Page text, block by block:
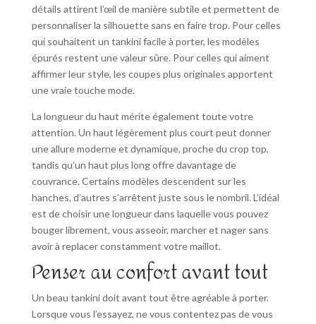
détails attirent l’œil de manière subtile et permettent de
personnaliser la silhouette sans en faire trop. Pour celles
qui souhaitent un tankini facile à porter, les modèles
épurés restent une valeur sûre. Pour celles qui aiment
affirmer leur style, les coupes plus originales apportent
une vraie touche mode.
La longueur du haut mérite également toute votre
attention. Un haut légèrement plus court peut donner
une allure moderne et dynamique, proche du crop top,
tandis qu’un haut plus long offre davantage de
couvrance. Certains modèles descendent sur les
hanches, d’autres s’arrêtent juste sous le nombril. L’idéal
est de choisir une longueur dans laquelle vous pouvez
bouger librement, vous asseoir, marcher et nager sans
avoir à replacer constamment votre maillot.
Penser au confort avant tout
Un beau tankini doit avant tout être agréable à porter.
Lorsque vous l’essayez, ne vous contentez pas de vous